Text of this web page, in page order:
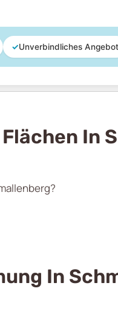
✓Unverbindliches Angebot
In
In